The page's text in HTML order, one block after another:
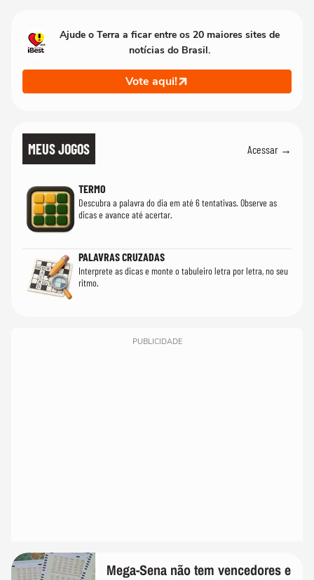
Ajude o Terra a ficar entre os 20 maiores sites de
notícias do Brasil.
Vote aqui!
MEUS JOGOS Acessar →
TERMO
Descubra a palavra do dia em até 6 tentativas. Observe as
dicas e avance até acertar.
PALAVRAS CRUZADAS
Interprete as dicas e monte o tabuleiro letra por letra, no seu
ritmo.
PUBLICIDADE
Mega-Sena não tem vencedores e